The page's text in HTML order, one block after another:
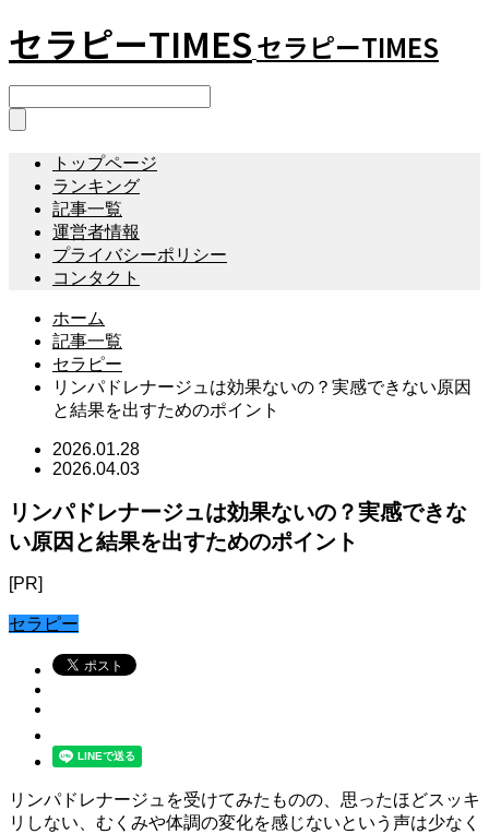
セラピーTIMESセラピーTIMES
トップページ
ランキング
記事一覧
運営者情報
プライバシーポリシー
コンタクト
ホーム
記事一覧
セラピー
リンパドレナージュは効果ないの？実感できない原因
と結果を出すためのポイント
2026.01.28
2026.04.03
リンパドレナージュは効果ないの？実感できな
い原因と結果を出すためのポイント
[PR]
セラピー
リンパドレナージュを受けてみたものの、思ったほどスッキ
リしない、むくみや体調の変化を感じないという声は少なく